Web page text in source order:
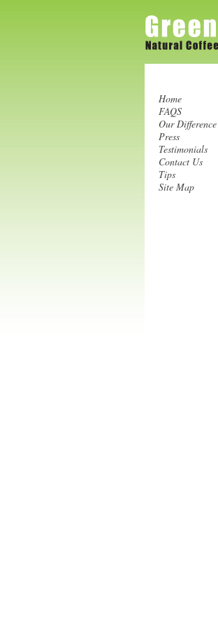
Home
FAQS
Our Difference
Press
Testimonials
Contact Us
Tips
Site Map